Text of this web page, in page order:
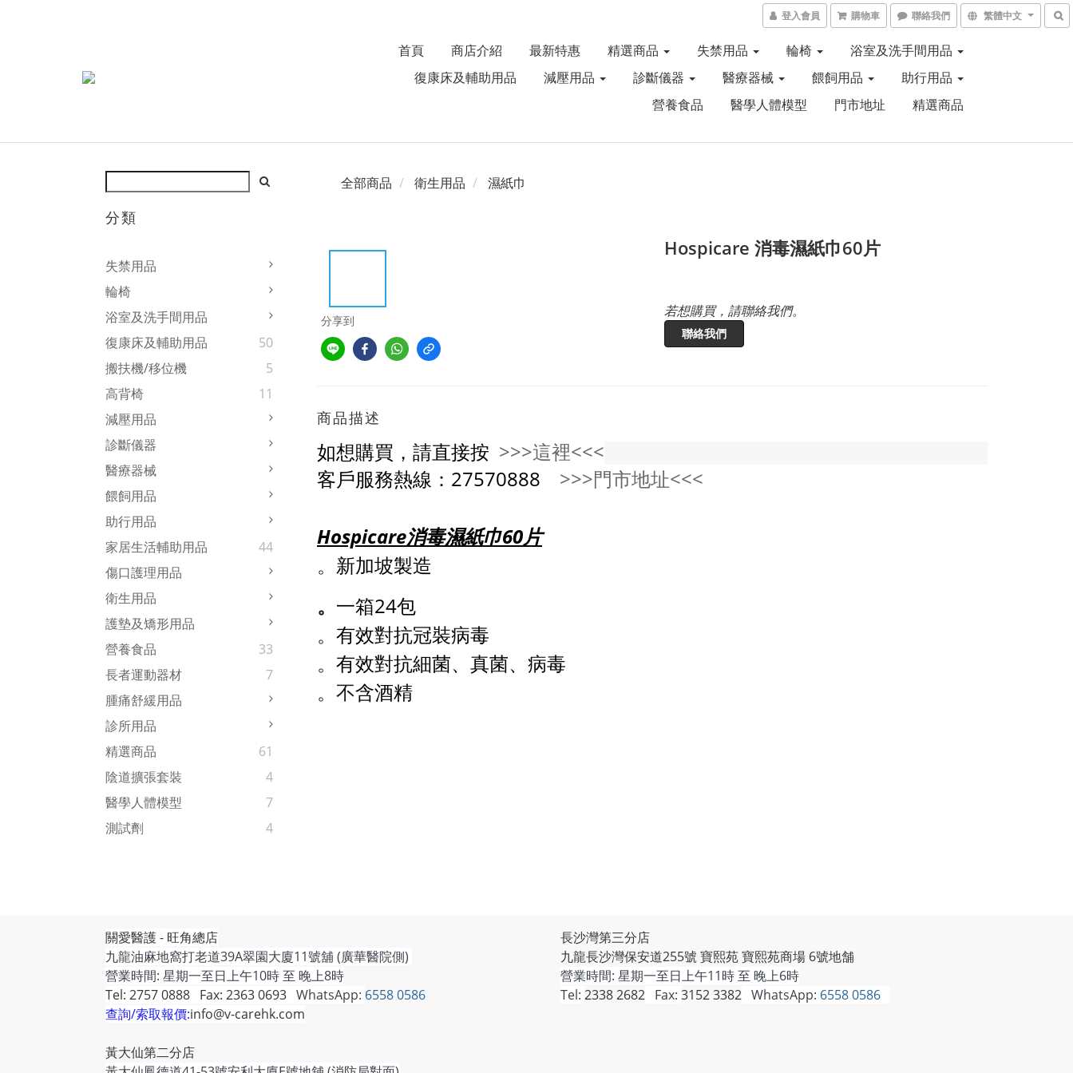
登入會員 購物車 聯絡我們 繁體中文
首頁 商店介紹 最新特惠 精選商品 失禁用品 輪椅
浴室及洗手間用品
復康床及輔助用品
減壓用品 診斷儀器 醫療器械 餵飼用品
助行用品
營養食品
醫學人體模型 門市地址 精選商品
分類
失禁用品
輪椅
浴室及洗手間用品
復康床及輔助用品
50
搬扶機/移位機
5
高背椅
11
減壓用品
診斷儀器
醫療器械
餵飼用品
助行用品
家居生活輔助用品
44
傷口護理用品
衛生用品
護墊及矯形用品
營養食品
33
長者運動器材
7
腫痛舒緩用品
診所用品
精選商品
61
陰道擴張套裝
4
醫學人體模型
7
測試劑
4
全部商品 衛生用品 濕紙巾
分享到
Hospicare 消毒濕紙巾60片
若想購買，請聯絡我們。
聯絡我們
商品描述
如想購買，請直接按 >>>這裡<<<
客戶服務熱線：27570888 >>>門市地址<<<
Hospicare消毒濕紙巾60片
。 新加坡製造
。 一箱24包
。 有效對抗冠裝病毒
。 有效對抗細菌、真菌、病毒
。 不含酒精
關愛醫護 - 旺角總店
九龍油麻地窩打老道39A翠園大廈11號舖 (廣華醫院側)
營業時間: 星期一至日上午10時 至 晚上8時
Tel: 2757 0888 Fax: 2363 0693 WhatsApp: 6558 0586
查詢/索取報價:info@v-carehk.com
黃大仙第二分店
長沙灣第三分店
九龍長沙灣保安道255號 寶熙苑 寶熙苑商場 6號地舗
營業時間: 星期一至日上午11時 至 晚上6時
Tel: 2338 2682 Fax: 3152 3382 WhatsApp: 6558 0586